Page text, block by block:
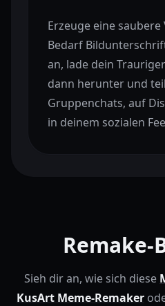
Erzeuge eine
Bedarf
an, lade dein
dann herunter und
Gruppenchats, auf
in deinem sozialen
Remake-
Sieh dir an, wie sich diese
KusArt Meme-Remaker